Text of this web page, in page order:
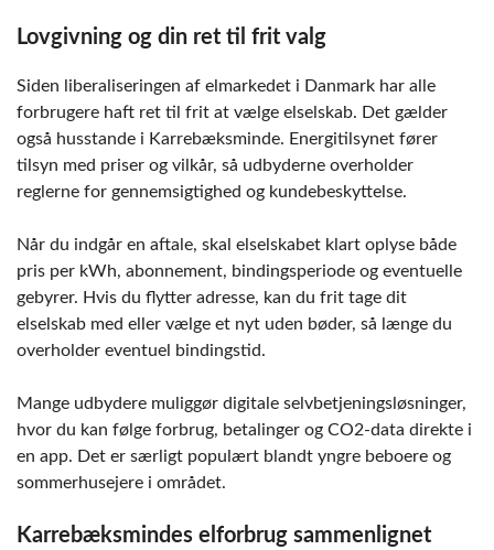
Lovgivning og din ret til frit valg
Siden liberaliseringen af elmarkedet i Danmark har alle
forbrugere haft ret til frit at vælge elselskab. Det gælder
også husstande i Karrebæksminde. Energitilsynet fører
tilsyn med priser og vilkår, så udbyderne overholder
reglerne for gennemsigtighed og kundebeskyttelse.
Når du indgår en aftale, skal elselskabet klart oplyse både
pris per kWh, abonnement, bindingsperiode og eventuelle
gebyrer. Hvis du flytter adresse, kan du frit tage dit
elselskab med eller vælge et nyt uden bøder, så længe du
overholder eventuel bindingstid.
Mange udbydere muliggør digitale selvbetjeningsløsninger,
hvor du kan følge forbrug, betalinger og CO2-data direkte i
en app. Det er særligt populært blandt yngre beboere og
sommerhusejere i området.
Karrebæksmindes elforbrug sammenlignet